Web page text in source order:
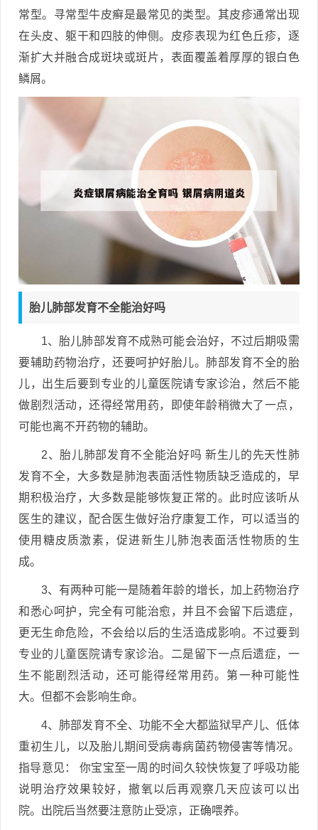
常型。寻常型牛皮癣是最常见的类型。其皮疹通常出现
在头皮、躯干和四肢的伸侧。皮疹表现为红色丘疹，逐
渐扩大并融合成斑块或斑片，表面覆盖着厚厚的银白色
鳞屑。
胎儿肺部发育不全能治好吗
1、胎儿肺部发育不成熟可能会治好，不过后期吸需
要辅助药物治疗，还要呵护好胎儿。肺部发育不全的胎
儿，出生后要到专业的儿童医院请专家诊治，然后不能
做剧烈活动，还得经常用药，即使年龄稍微大了一点，
可能也离不开药物的辅助。
2、胎儿肺部发育不全能治好吗 新生儿的先天性肺
发育不全，大多数是肺泡表面活性物质缺乏造成的，早
期积极治疗，大多数是能够恢复正常的。此时应该听从
医生的建议，配合医生做好治疗康复工作，可以适当的
使用糖皮质激素，促进新生儿肺泡表面活性物质的生
成。
3、有两种可能一是随着年龄的增长，加上药物治疗
和悉心呵护，完全有可能治愈，并且不会留下后遗症，
更无生命危险，不会给以后的生活造成影响。不过要到
专业的儿童医院请专家诊治。二是留下一点后遗症，一
生不能剧烈活动，还可能得经常用药。第一种可能性
大。但都不会影响生命。
4、肺部发育不全、功能不全大都监狱早产儿、低体
重初生儿，以及胎儿期间受病毒病菌药物侵害等情况。
指导意见： 你宝宝至一周的时间久较快恢复了呼吸功能
说明治疗效果较好，撤氧以后再观察几天应该可以出
院。出院后当然要注意防止受凉，正确喂养。